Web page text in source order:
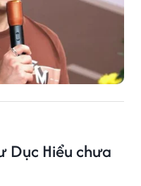
Dục Hiểu chưa